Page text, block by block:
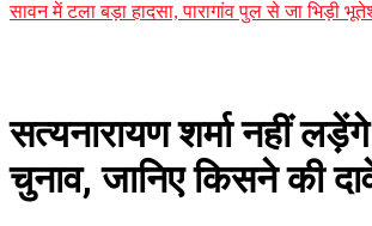
सावन में टला बड़ा हादसा, पारागांव पुल से जा भिड़ी
सत्यनारायण शर्मा नहीं
चुनाव, जानिए किसने की